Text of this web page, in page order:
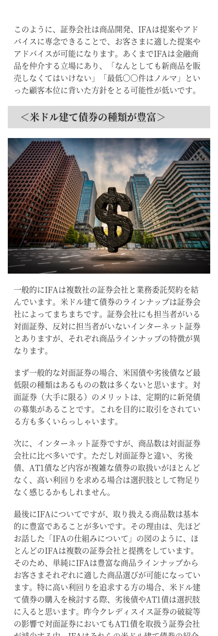
このように、証券会社は商品開発、IFAは提案やアド
バイスに専念できることで、お客さまに適した提案や
アドバイスが可能になります。あくまでIFAは金融商
品を仲介する立場にあり、「なんとしても新商品を販
売しなくてはいけない」「最低〇〇件はノルマ」とい
った顧客本位に背いた方針をとる可能性が低いです。
＜米ドル建て債券の種類が豊富＞
一般的にIFAは複数社の証券会社と業務委託契約を結
んでいます。米ドル建て債券のラインナップは証券会
社によってまちまちです。証券会社にも担当者がいる
対面証券、反対に担当者がいないインターネット証券
とありますが、それぞれ商品ラインナップの特徴が異
なります。
まず一般的な対面証券の場合、米国債や劣後債など最
低限の種類はあるものの数は多くないと思います。対
面証券（大手に限る）のメリットは、定期的に新発債
の募集があることです。これを目的に取引をされてい
る方も多くいらっしゃいます。
次に、インターネット証券ですが、商品数は対面証券
会社に比べ多いです。ただし対面証券と違い、劣後
債、AT1債など内容が複雑な債券の取扱いがほとんど
なく、高い利回りを求める場合は選択肢として物足り
なく感じるかもしれません。
最後にIFAについてですが、取り扱える商品数は基本
的に豊富であることが多いです。その理由は、先ほど
お話した「IFAの仕組みについて」の図のように、ほ
とんどのIFAは複数の証券会社と提携をしています。
そのため、単純にIFAは豊富な商品ラインナップから
お客さまそれぞれに適した商品選びが可能になってい
ます。特に高い利回りを追求する方の場合、米ドル建
て債券の購入を検討する際、劣後債やAT1債は選択肢
に入ると思います。昨今クレディスイス証券の破綻等
の影響で対面証券においてもAT1債を取扱う証券会社